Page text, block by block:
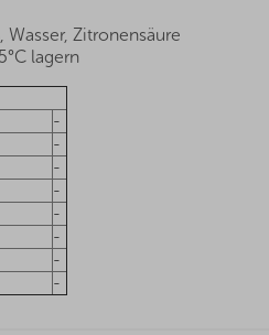
Zitronensäure
lagern
-
-
-
-
-
-
-
-